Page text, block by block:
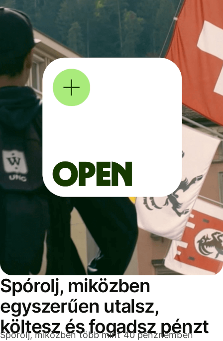
Spórolj, miközben
egyszerűen utalsz,
költesz és fogadsz pénzt
Spórolj, miközben több mint 40 pénznemben